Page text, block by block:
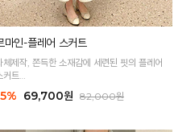
마인-플레어 스커트
체제작, 쫀득한 소재감에 세련된 핏의 플레어
커트
군살은 쏙 가려주고 멋스러운 실루엣으로 고급스
게!
69,700원 82,000원